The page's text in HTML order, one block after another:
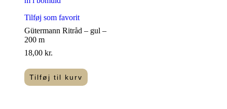
Tilføj som favorit
Gütermann Ritråd – gul –
200 m
18,00 kr.
Tilføj til kurv